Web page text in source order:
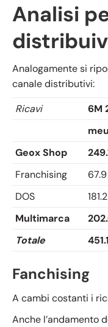
Analisi
Analogamente si
canale distributivi:
Ricavi
6M
Geox Shop
Franchising
67.9
DOS
181.2
Multimarca
Totale
451.1
Fanchising
A cambi costanti i
Anche l’andamento